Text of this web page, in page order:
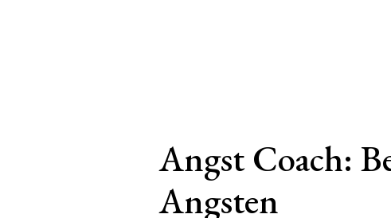
Angst Coach:
Angsten